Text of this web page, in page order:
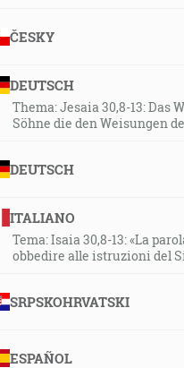
ČESKY
DEUTSCH
Thema: Jesaia 30,8-13: Das
Söhne die den Weisungen
DEUTSCH
ITALIANO
Tema: Isaia 30,8-13: «La
obbedire alle istruzioni del
SRPSKOHRVATSKI
ESPAÑOL